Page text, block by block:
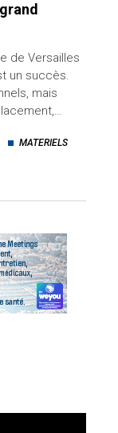
de Versailles
un succès.
mais
MATERIELS